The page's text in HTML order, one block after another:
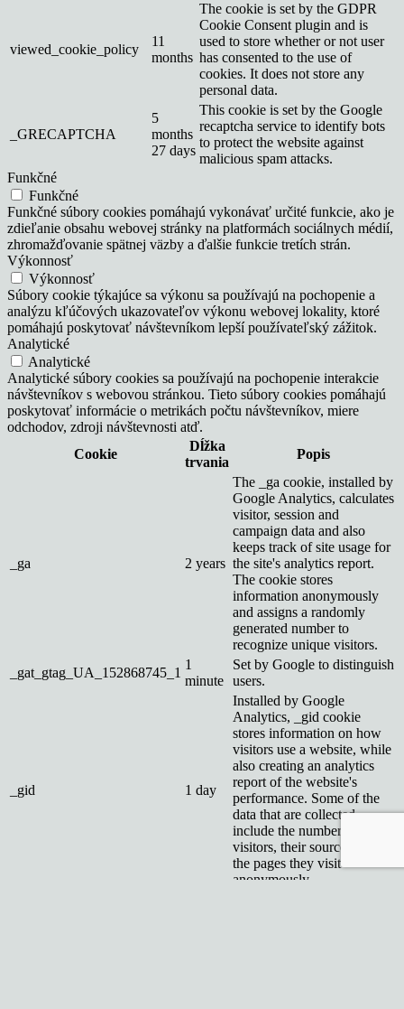
viewed_cookie_policy
11
months
The cookie is set by the GDPR
Cookie Consent plugin and is
used to store whether or not user
has consented to the use of
cookies. It does not store any
personal data.
_GRECAPTCHA
5
months
27 days
This cookie is set by the Google
recaptcha service to identify bots
to protect the website against
malicious spam attacks.
Funkčné
Funkčné
Funkčné súbory cookies pomáhajú vykonávať určité funkcie, ako je
zdieľanie obsahu webovej stránky na platformách sociálnych médií,
zhromažďovanie spätnej väzby a ďalšie funkcie tretích strán.
Výkonnosť
Výkonnosť
Súbory cookie týkajúce sa výkonu sa používajú na pochopenie a
analýzu kľúčových ukazovateľov výkonu webovej lokality, ktoré
pomáhajú poskytovať návštevníkom lepší používateľský zážitok.
Analytické
Analytické
Analytické súbory cookies sa používajú na pochopenie interakcie
návštevníkov s webovou stránkou. Tieto súbory cookies pomáhajú
poskytovať informácie o metrikách počtu návštevníkov, miere
odchodov, zdroji návštevnosti atď.
Cookie
Dĺžka
trvania
Popis
_ga 2 years
The _ga cookie, installed by
Google Analytics, calculates
visitor, session and
campaign data and also
keeps track of site usage for
the site's analytics report.
The cookie stores
information anonymously
and assigns a randomly
generated number to
recognize unique visitors.
_gat_gtag_UA_152868745_1
1
minute
Set by Google to distinguish
users.
_gid 1 day
Installed by Google
Analytics, _gid cookie
stores information on how
visitors use a website, while
also creating an analytics
report of the website's
performance. Some of the
data that are collected
include the number of
visitors, their source, and
the pages they visit
anonymously.